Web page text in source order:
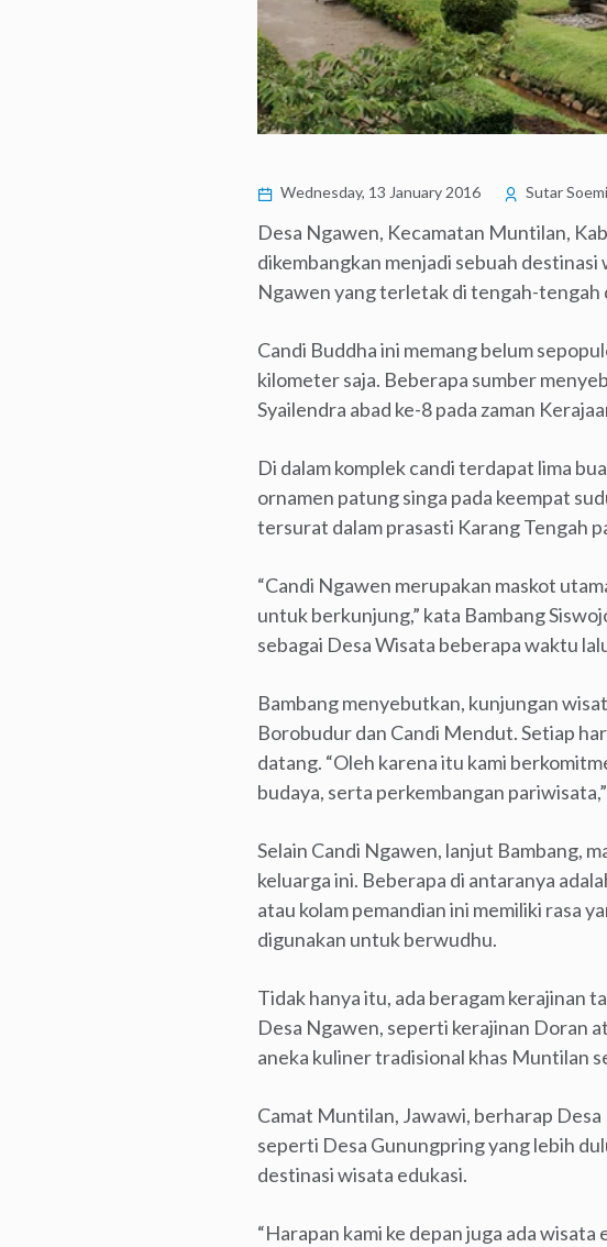
Wednesday, 13 January 2016 Sutar
Desa Ngawen, Kecamatan Muntilan,
dikembangkan menjadi sebuah
Ngawen yang terletak di tengah-tengah
Candi Buddha ini memang belum
kilometer saja. Beberapa sumber
Syailendra abad ke-8 pada zaman
Di dalam komplek candi terdapat lima
ornamen patung singa pada keempat
tersurat dalam prasasti Karang Tengah
“Candi Ngawen merupakan maskot
untuk berkunjung,” kata Bambang
sebagai Desa Wisata beberapa waktu
Bambang menyebutkan, kunjungan
Borobudur dan Candi Mendut. Setiap
datang. “Oleh karena itu kami
budaya, serta perkembangan
Selain Candi Ngawen, lanjut Bambang,
keluarga ini. Beberapa di antaranya
atau kolam pemandian ini memiliki rasa
digunakan untuk berwudhu.
Tidak hanya itu, ada beragam kerajinan
Desa Ngawen, seperti kerajinan Doran
aneka kuliner tradisional khas Muntilan
Camat Muntilan, Jawawi, berharap
seperti Desa Gunungpring yang lebih
destinasi wisata edukasi.
“Harapan kami ke depan juga ada